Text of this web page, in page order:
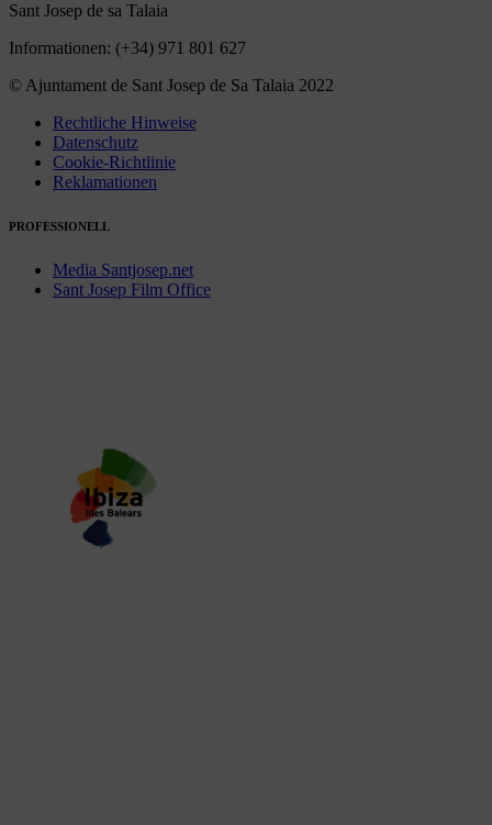
Sant Josep de sa Talaia
Informationen: (+34) 971 801 627
© Ajuntament de Sant Josep de Sa Talaia 2022
Rechtliche Hinweise
Datenschutz
Cookie-Richtlinie
Reklamationen
PROFESSIONELL
Media Santjosep.net
Sant Josep Film Office